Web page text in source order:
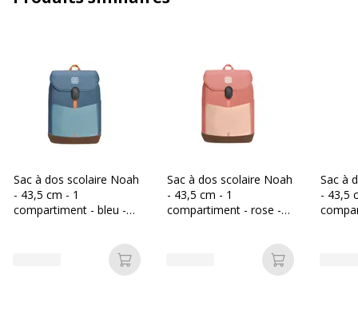
Sangle de transport
Bretelles, Poignée de
transport supérieure
Type de fermeture
Fermeture magnétique,
Type Sac à dos
Caractéristiques générales
Sac à dos scolaire Noah
- 43,5 cm - 1
compartiment - bleu -
Ajouter au panier
Sac à dos scolaire Noah
- 43,5 cm - 1
compartiment - rose -
Ajouter au
Sac à
- 43,5